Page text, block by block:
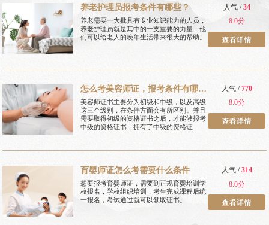
养老护理员报考条件有哪些？
养老需要一大批具有专业知识能力的人员，
养老护理员就是其中的一支重要的力量，他
们可以给老人的晚年生活带来很大的帮助。
人气 /34
8.0分
怎么考美容师证，报考条件有哪
些
美容师证书主要分为初级和中级，以及高级
这三个级别，在条件方面会有所区别。并且
需要取得初级的资格证书之后，才能够报考
中级的资格证书，拥有了中级的资格证
人气 /770
8.0分
育婴师证怎么考需要什么条件
想要报考育婴师证，需要到正规育婴培训学
校报名，学校组织培训，考生完成课程后统
一报名，考试通过就可以领取证书。
人气 /314
8.0分